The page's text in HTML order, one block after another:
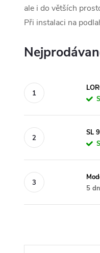
ale i do větších
Při instalaci na
SL
5